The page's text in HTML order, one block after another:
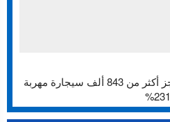
تقرير: الجمارك تتمكن من حجز أكثر من 843 ألف سيجارة مهربة